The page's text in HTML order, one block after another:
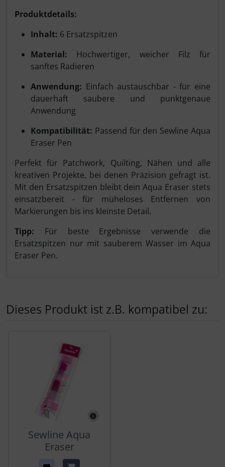
Produktdetails:
Inhalt: 6 Ersatzspitzen
Material: Hochwertiger, weicher Filz für
sanftes Radieren
Anwendung: Einfach austauschbar - für eine
dauerhaft saubere und punktgenaue
Anwendung
Kompatibilität: Passend für den Sewline Aqua
Eraser Pen
Perfekt für Patchwork, Quilting, Nähen und alle
kreativen Projekte, bei denen Präzision gefragt ist.
Mit den Ersatzspitzen bleibt dein Aqua Eraser stets
einsatzbereit - für müheloses Entfernen von
Markierungen bis ins kleinste Detail.
Tipp: Für beste Ergebnisse verwende die
Ersatzspitzen nur mit sauberem Wasser im Aqua
Eraser Pen.
Dieses Produkt ist z.B. kompatibel zu:
Sewline Aqua
Eraser